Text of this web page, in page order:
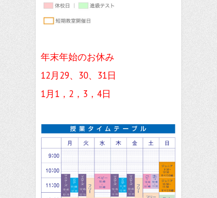
年末年始のお休み
12月29、30、31日
1月1，2，3，4日